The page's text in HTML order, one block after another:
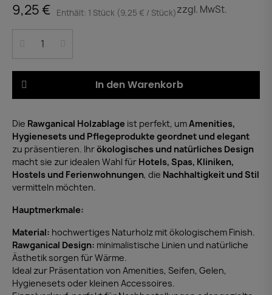
9,25 € Enthält: 1 Stück (9,25 € / Stück)zzgl. MwSt.
In den Warenkorb
Die Rawganical Holzablage ist perfekt, umAmenities,
Hygienesets und Pflegeprodukte geordnet und elegant
zu präsentieren. Ihrökologisches und natürliches Design
macht sie zur idealen Wahl für Hotels, Spas, Kliniken,
Hostels und Ferienwohnungen, die Nachhaltigkeit und Stil
vermitteln möchten.
Hauptmerkmale:
Material: hochwertiges Naturholz mit ökologischem Finish.
Rawganical Design: minimalistische Linien und natürliche
Ästhetik sorgen für Wärme.
Ideal zur Präsentation von Amenities, Seifen, Gelen,
Hygienesets oder kleinen Accessoires.